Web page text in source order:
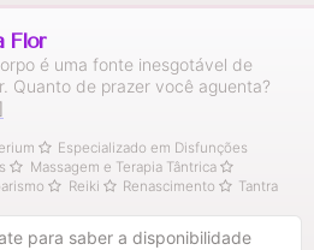
Flor
é uma fonte inesgotável de
Quanto de prazer você aguenta?
Especializado em Disfunções
Massagem e Terapia Tântrica
Reiki Renascimento Tantra
para saber a disponibilidade